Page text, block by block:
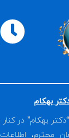
بهکام
بهکام” در
محترم،